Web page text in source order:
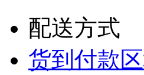
配送方式
货到付款